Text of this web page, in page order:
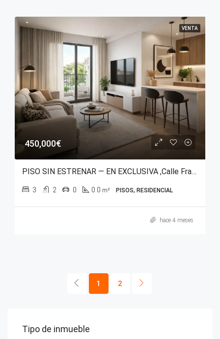
VENTA
450,000€
PISO SIN ESTRENAR — EN EXCLUSIVA ,Calle Francia, junto a Calle Paz.
3 2 0 0.0 m² PISOS, RESIDENCIAL
hace 4 meses
1 2
Tipo de inmueble